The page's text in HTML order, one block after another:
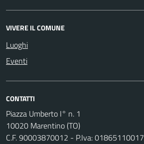
VIVERE IL COMUNE
Luoghi
Eventi
CONTATTI
Piazza Umberto I° n. 1
10020 Marentino (TO)
C.F. 90003870012 - P.Iva: 01865110017